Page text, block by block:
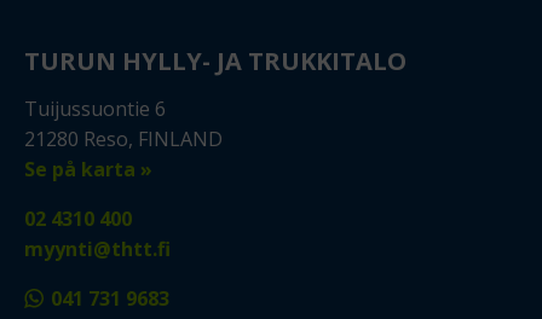
TURUN HYLLY- JA TRUKKITALO
Tuijussuontie 6
21280 Reso, FINLAND
Se på karta »
02 4310 400
myynti@thtt.fi
041 731 9683